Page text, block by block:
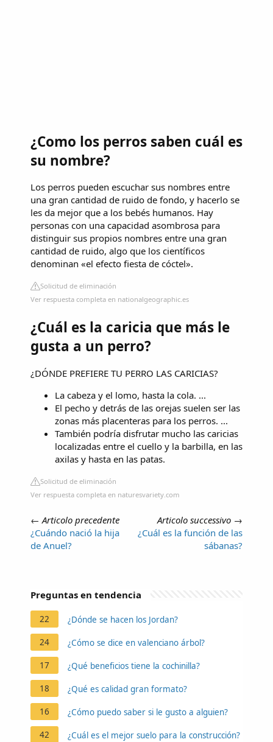
¿Como los perros saben cuál es
su nombre?
Los perros pueden escuchar sus nombres entre
una gran cantidad de ruido de fondo, y hacerlo se
les da mejor que a los bebés humanos. Hay
personas con una capacidad asombrosa para
distinguir sus propios nombres entre una gran
cantidad de ruido, algo que los científicos
denominan «el efecto fiesta de cóctel».
Solicitud de eliminación
Ver respuesta completa en nationalgeographic.es
¿Cuál es la caricia que más le
gusta a un perro?
¿DÓNDE PREFIERE TU PERRO LAS CARICIAS?
La cabeza y el lomo, hasta la cola. ...
El pecho y detrás de las orejas suelen ser las
zonas más placenteras para los perros. ...
También podría disfrutar mucho las caricias
localizadas entre el cuello y la barbilla, en las
axilas y hasta en las patas.
Solicitud de eliminación
Ver respuesta completa en naturesvariety.com
← Articolo precedente
¿Cuándo nació la hija
de Anuel?
Articolo successivo →
¿Cuál es la función de las
sábanas?
Preguntas en tendencia
22 ¿Dónde se hacen los Jordan?
24 ¿Cómo se dice en valenciano árbol?
17 ¿Qué beneficios tiene la cochinilla?
18 ¿Qué es calidad gran formato?
16 ¿Cómo puedo saber si le gusto a alguien?
42 ¿Cuál es el mejor suelo para la construcción?